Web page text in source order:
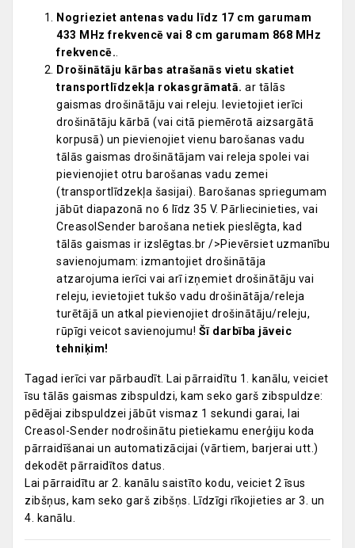
Nogrieziet antenas vadu līdz 17 cm garumam
433 MHz frekvencē vai 8 cm garumam 868 MHz
frekvencē.
Drošinātāju kārbas atrašanās vietu skatiet
transportlīdzekļa rokasgrāmatā. ar tālās
gaismas drošinātāju vai releju. Ievietojiet ierīci
drošinātāju kārbā (vai citā piemērotā aizsargātā
korpusā) un pievienojiet vienu barošanas vadu
tālās gaismas drošinātājam vai releja spolei vai
pievienojiet otru barošanas vadu zemei
(transportlīdzekļa šasijai). Barošanas spriegumam
jābūt diapazonā no 6 līdz 35 V. Pārliecinieties, vai
CreasolSender barošana netiek pieslēgta, kad
tālās gaismas ir izslēgtas.br />Pievērsiet uzmanību
savienojumam: izmantojiet drošinātāja
atzarojuma ierīci vai arī izņemiet drošinātāju vai
releju, ievietojiet tukšo vadu drošinātāja/releja
turētājā un atkal pievienojiet drošinātāju/releju,
rūpīgi veicot savienojumu! Šī darbība jāveic
tehniķim!
Tagad ierīci var pārbaudīt. Lai pārraidītu 1. kanālu, veiciet
īsu tālās gaismas zibspuldzi, kam seko garš zibspuldze:
pēdējai zibspuldzei jābūt vismaz 1 sekundi garai, lai
Creasol-Sender nodrošinātu pietiekamu enerģiju koda
pārraidīšanai un automatizācijai (vārtiem, barjerai utt.)
dekodēt pārraidītos datus.
Lai pārraidītu ar 2. kanālu saistīto kodu, veiciet 2 īsus
zibšņus, kam seko garš zibšņs. Līdzīgi rīkojieties ar 3. un
4. kanālu.